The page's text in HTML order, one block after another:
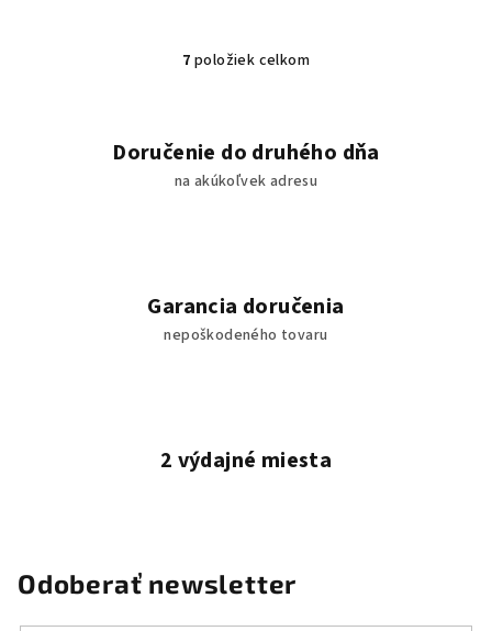
O
á
d
p
ý
p
7 položiek celkom
Doručenie do druhého dňa
na akúkoľvek adresu
Garancia doručenia
nepoškodeného tovaru
2 výdajné miesta
Odoberať newsletter